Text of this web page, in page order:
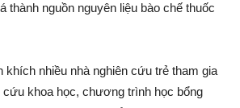
thành nguồn nguyên liệu bào chế thuốc
khích nhiều nhà nghiên cứu trẻ tham gia
cứu khoa học, chương trình học bổng